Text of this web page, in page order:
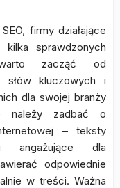
firmy działające
sprawdzonych
zacząć od
słów kluczowych i
dla swojej branży
należy zadbać o
– teksty
dla
odpowiednie
w treści. Ważna